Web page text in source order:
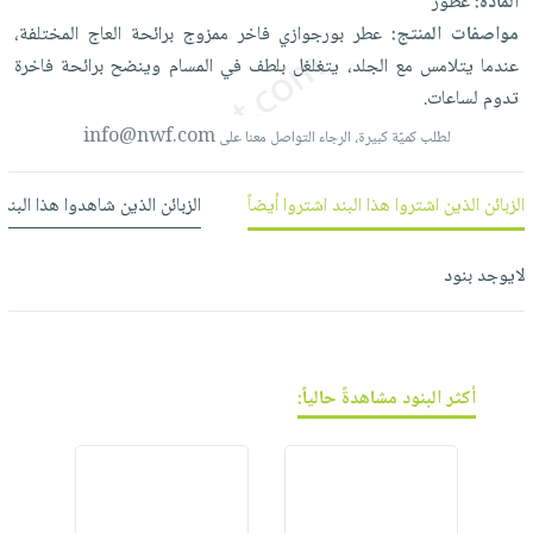
العناية
بالأسنان
الحمية
والتغذية
أدوات
المائدة
الأوعية
والتخزين
أدوات
المطبخ
الأكثر
مبيعاً
العودة
للمدارس
اكسسوارات
اكسسوارات
اكسسوارات
حقائب
حلي
شحن
مجاني
بنود
الاشتراكات
القراءة
حدود
بحث
متقدم
نيل
عن
الشركة
حسابك
مواصفات المنتج: عطر بورجوازي فاخر ممزوجبرائحة العاج المختلفة،
عندما يتلامس مع الجلد، يتغلغل بلطف في المسام وينضح برائحة فاخرة
تدوم لساعات.
لطلب كميّة كبيرة، الرجاء التواصل معنا علىinfo@nwf.com
الزبائن الذين اشتروا هذا البند اشتروا أيضاً الزبائن الذين شاهدوا هذا
لايوجد بنود
أكثر البنود مشاهدةً حالياً: